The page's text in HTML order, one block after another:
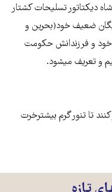
دیکتاتور تسلیحات کشتار
ضعیف خود(بحرین و
خود و فرزندانش حکومت
و تعریف میشود.
تا تنور گرم بیشترخرت